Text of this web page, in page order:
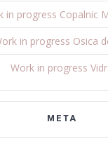
in progress Copalnic
in progress Osica
Work in progress
META